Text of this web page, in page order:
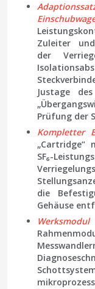
Zuleiter
der
Justage
Prüfung der
Kompletter
SF₆-
die
Gehäuse